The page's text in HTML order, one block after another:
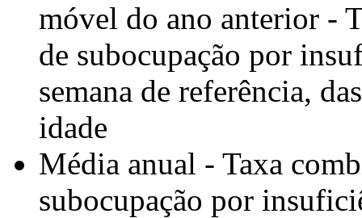
móvel do ano anterior -
de subocupação por
semana de referência,
idade
Média anual - Taxa
subocupação por